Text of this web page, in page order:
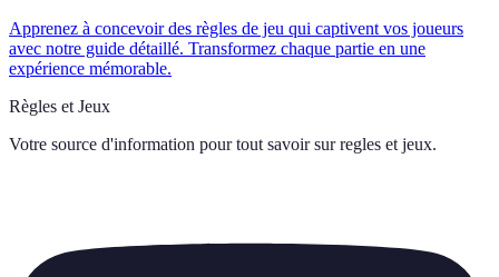
Apprenez à concevoir des règles de jeu qui captivent vos joueurs
avec notre guide détaillé. Transformez chaque partie en une
expérience mémorable.
Règles et Jeux
Votre source d'information pour tout savoir sur regles et jeux.